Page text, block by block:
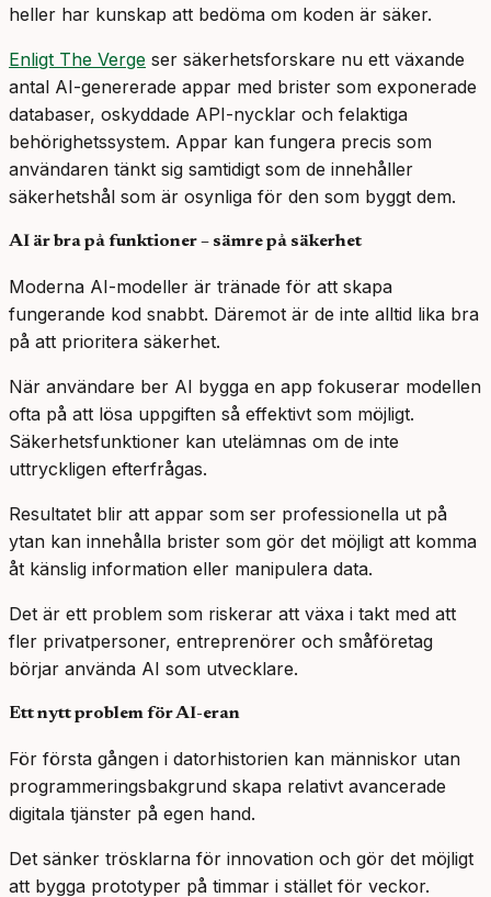
heller har kunskap att bedöma om koden är säker.
Enligt The Verge ser säkerhetsforskare nu ett växande
antal AI-genererade appar med brister som exponerade
databaser, oskyddade API-nycklar och felaktiga
behörighetssystem. Appar kan fungera precis som
användaren tänkt sig samtidigt som de innehåller
säkerhetshål som är osynliga för den som byggt dem.
AI är bra på funktioner – sämre på säkerhet
Moderna AI-modeller är tränade för att skapa
fungerande kod snabbt. Däremot är de inte alltid lika bra
på att prioritera säkerhet.
När användare ber AI bygga en app fokuserar modellen
ofta på att lösa uppgiften så effektivt som möjligt.
Säkerhetsfunktioner kan utelämnas om de inte
uttryckligen efterfrågas.
Resultatet blir att appar som ser professionella ut på
ytan kan innehålla brister som gör det möjligt att komma
åt känslig information eller manipulera data.
Det är ett problem som riskerar att växa i takt med att
fler privatpersoner, entreprenörer och småföretag
börjar använda AI som utvecklare.
Ett nytt problem för AI-eran
För första gången i datorhistorien kan människor utan
programmeringsbakgrund skapa relativt avancerade
digitala tjänster på egen hand.
Det sänker trösklarna för innovation och gör det möjligt
att bygga prototyper på timmar i stället för veckor.